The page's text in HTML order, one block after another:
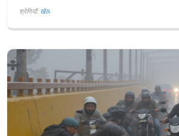
श्रेणियाँ: खेल